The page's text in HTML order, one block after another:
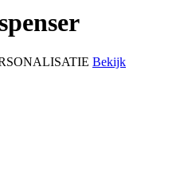
Bekijk